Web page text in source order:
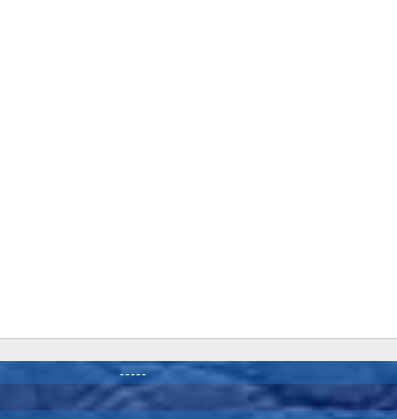
-----